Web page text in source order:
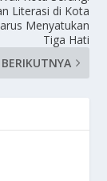
Literasi di Kota
Menyatukan
Tiga Hati
BERIKUTNYA